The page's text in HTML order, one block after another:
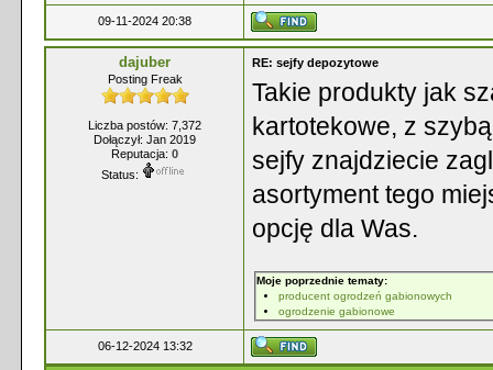
09-11-2024 20:38
dajuber
Posting Freak
Liczba postów: 7,372
Dołączył: Jan 2019
Reputacja: 0
Status:
RE: sejfy depozytowe
Takie produkty jak
kartotekowe, z
sejfy znajdziecie
asortyment tego
opcję dla Was.
Moje poprzednie tematy:
producent ogrodzeń gabionowych
ogrodzenie gabionowe
06-12-2024 13:32